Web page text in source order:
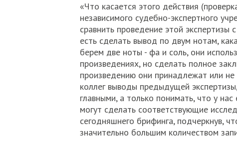
«Что касается этого действия
независимого судебно-экспертного
сравнить проведение этой
есть сделать вывод по двум нотам,
берем две ноты - фа и соль, они
произведениях, но сделать полное
произведению они принадлежат или
коллег выводы предыдущей
главными, а только понимать, что у
могут сделать соответствующие
сегодняшнего брифинга, подчеркнув,
значительно большим количеством